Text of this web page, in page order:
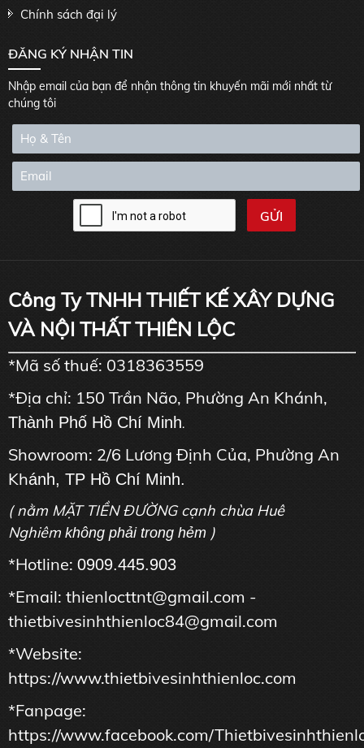
Chính sách đại lý
ĐĂNG KÝ NHẬN TIN
Nhập email của bạn để nhận thông tin khuyến mãi mới nhất từ
chúng tôi
Công Ty TNHH THIẾT KẾ XÂY DỰNG
VÀ NỘI THẤT THIÊN LỘC
*Mã số thuế: 0318363559
*Địa chỉ: 150 Trần Não, Phường An Khánh,
Thành Phố Hồ Chí Minh.
Showroom: 2/6 Lương Định Của, Phường An
Khánh, TP Hồ Chí Minh.
( nằm MẶT TIỀN ĐƯỜNG cạnh chùa Huê
Nghiêm không phải trong hẻm )
*Hotline: 0909.445.903
*Email: thienlocttnt@gmail.com -
thietbivesinhthienloc84@gmail.com
*Website:
https://www.thietbivesinhthienloc.com
*Fanpage:
https://www.facebook.com/